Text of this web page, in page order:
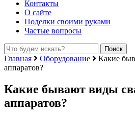
Контакты
О сайте
Поделки своими руками
Частые вопросы
Главная Оборудование
Какие
аппаратов?
Какие бывают виды
аппаратов?